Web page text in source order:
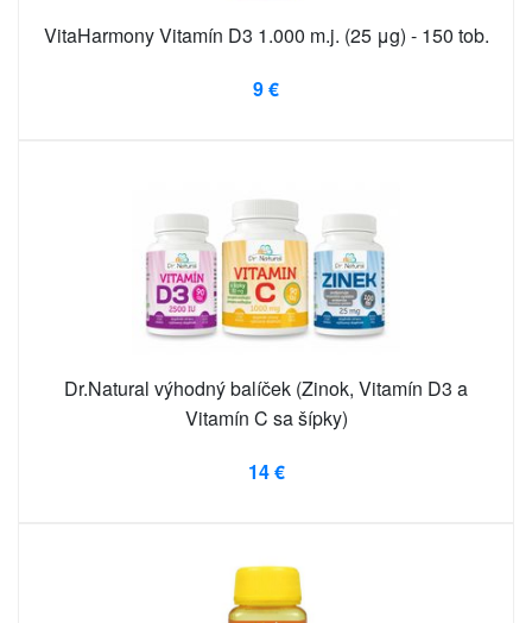
VitaHarmony Vitamín D3 1.000 m.j. (25 μg) - 150 tob.
9 €
Dr.Natural výhodný balíček (Zinok, Vitamín D3 a
Vitamín C sa šípky)
14 €